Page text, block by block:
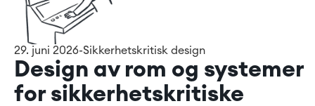
29. juni 2026-Sikkerhetskritisk design
Design av rom og systemer
for sikkerhetskritiske